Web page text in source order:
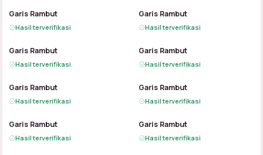
B
Garis Rambut
Hasil terverifikasi
B
Garis Rambut
Hasil terverifikasi
B
Garis Rambut
Hasil terverifikasi
B
Garis Rambut
Hasil terverifikasi
B
Garis Rambut
Hasil terverifikasi
B
Garis Rambut
Hasil terverifikasi
B
Garis Rambut
Hasil terverifikasi
B
Garis Rambut
Hasil terverifikasi